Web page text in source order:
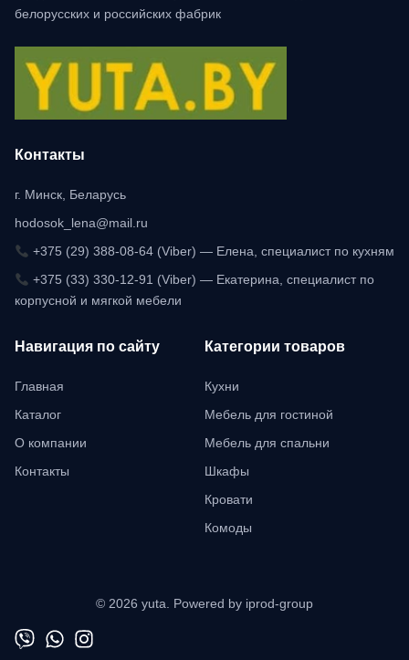
белорусских и российских фабрик
Контакты
г. Минск, Беларусь
hodosok_lena@mail.ru
+375 (29) 388-08-64 (Viber) — Елена, специалист по кухням
+375 (33) 330-12-91 (Viber) — Екатерина, специалист по
корпусной и мягкой мебели
Навигация по сайту
Главная
Каталог
О компании
Контакты
Категории товаров
Кухни
Мебель для гостиной
Мебель для спальни
Шкафы
Кровати
Комоды
© 2026 yuta. Powered by iprod-group